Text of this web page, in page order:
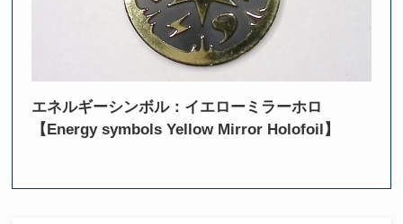
エネルギーシンボル：イエローミラーホロ
【Energy symbols Yellow Mirror Holofoil】